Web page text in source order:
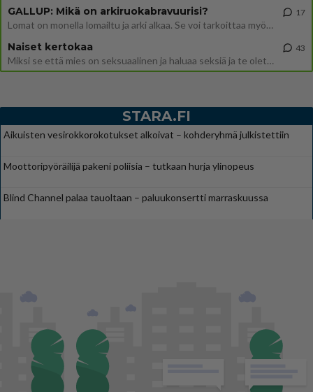
GALLUP: Mikä on arkiruokabravuurisi?
Lomat on monella lomailtu ja arki alkaa. Se voi tarkoittaa myös sitä, että grillailut on grillattu ja palataan arjen ruo
17
Naiset kertokaa
Miksi se että mies on seksuaalinen ja haluaa seksiä ja te olette hänen mielestänne haluttava on vastenmielistä? Mikä sii
43
STARA.FI
Aikuisten vesirokkorokotukset alkoivat – kohderyhmä julkistettiin
Moottoripyöräilijä pakeni poliisia – tutkaan hurja ylinopeus
Blind Channel palaa tauoltaan – paluukonsertti marraskuussa